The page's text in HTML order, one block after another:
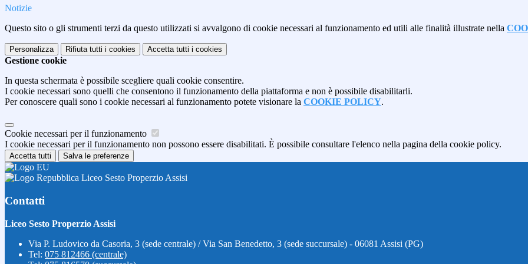
Notizie
Questo sito o gli strumenti terzi da questo utilizzati si avvalgono di cookie necessari al funzionamento ed utili alle finalità illustrate nella
Personalizza Rifiuta tutti i cookies Accetta tutti i cookies
Gestione cookie
In questa schermata è possibile scegliere quali cookie consentire.
I cookie necessari sono quelli che consentono il funzionamento della piattaforma e non è possibile disabilitarli.
Per conoscere quali sono i cookie necessari al funzionamento potete visionare la COOKIE POLICY.
Cookie necessari per il funzionamento
I cookie necessari per il funzionamento non possono essere disabilitati. È possibile consultare l'elenco nella pagina della cookie policy.
Accetta tutti Salva le preferenze
Liceo Sesto Properzio Assisi
Contatti
Liceo Sesto Properzio Assisi
Via P. Ludovico da Casoria, 3 (sede centrale) / Via San Benedetto, 3 (sede succursale) - 06081 Assisi (PG)
Tel: 075 812466 (centrale)